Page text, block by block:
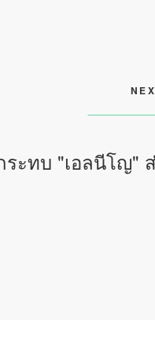
ระทบ "เอลนีโญ"